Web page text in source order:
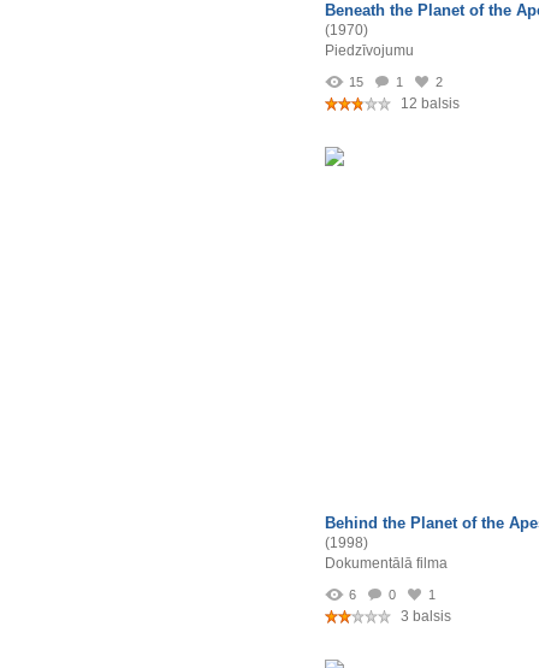
Beneath the Planet of the
(1970)
Piedzīvojumu
15 1 2
12 balsis
Behind the Planet of the
(1998)
Dokumentālā filma
6 0 1
3 balsis